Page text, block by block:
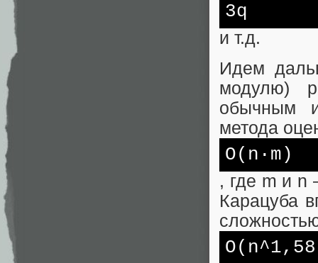
3q
и т.д.
Идем
модулю)
метода
O(n·m)
, где m и n
Карацуба